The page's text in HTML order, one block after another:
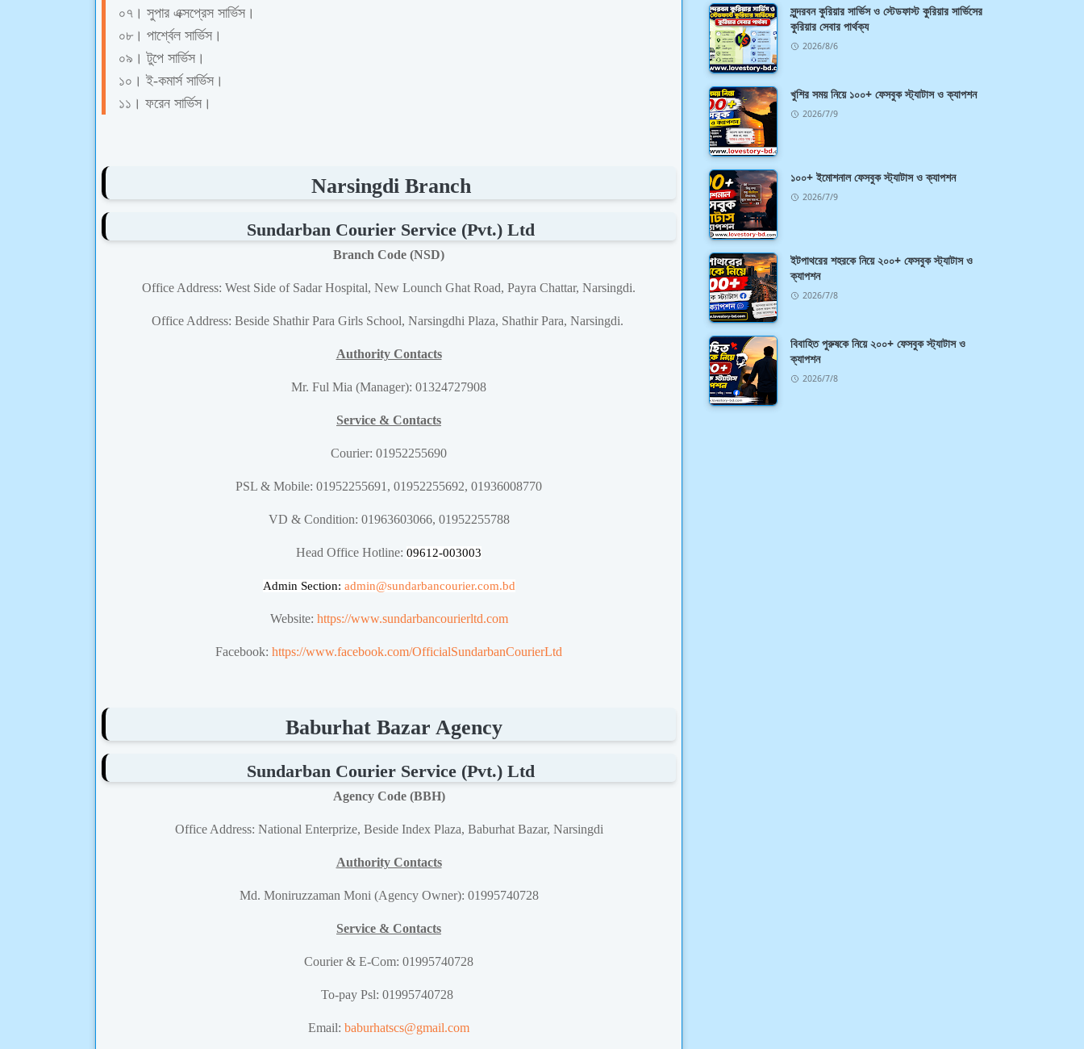
০৭। সুপার এক্সপ্রেস সার্ভিস।
০৮। পার্শ্বেল সার্ভিস।
০৯।টুপে সার্ভিস।
১০। ই-কমার্স সার্ভিস।
১১। ফরেন সার্ভিস।
Narsingdi Branch
Sundarban Courier Service (Pvt.) Ltd
Branch Code (NSD)
Office Address: West Side of Sadar Hospital, New Lounch Ghat Road, Payra Chattar, Narsingdi.
Office Address: Beside Shathir Para Girls School, Narsingdhi Plaza, Shathir Para, Narsingdi.
Authority Contacts
Mr. Ful Mia (Manager): 01324727908
Service & Contacts
Courier: 01952255690
PSL & Mobile: 01952255691, 01952255692, 01936008770
VD & Condition: 01963603066, 01952255788
Head Office Hotline: 09612-003003
Admin Section: admin@sundarbancourier.com.bd
Website: https://www.sundarbancourierltd.com
Facebook: https://www.facebook.com/OfficialSundarbanCourierLtd
Baburhat Bazar Agency
Sundarban Courier Service (Pvt.) Ltd
Agency Code (BBH)
Office Address: National Enterprize, Beside Index Plaza, Baburhat Bazar, Narsingdi
Authority Contacts
Md. Moniruzzaman Moni (Agency Owner): 01995740728
Service & Contacts
Courier & E-Com: 01995740728
To-pay Psl: 01995740728
Email: baburhatscs@gmail.com
সুন্দরবন কুরিয়ার সার্ভিস ও স্টেডফাস্ট কুরিয়ার সার্ভিসের
কুরিয়ার সেবার পার্থক্য
2026/8/6
খুশির সময় নিয়ে ১০০+ ফেসবুক স্ট্যাটাস ও ক্যাপশন
2026/7/9
১০০+ ইমোশনাল ফেসবুক স্ট্যাটাস ও ক্যাপশন
2026/7/9
ইটপাথরের শহরকে নিয়ে ২০০+ ফেসবুক স্ট্যাটাস ও
ক্যাপশন
2026/7/8
বিবাহিত পুরুষকে নিয়ে ২০০+ ফেসবুক স্ট্যাটাস ও
ক্যাপশন
2026/7/8